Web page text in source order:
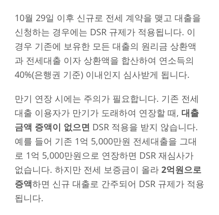
10월 29일 이후 신규로 전세 계약을 맺고 대출을
신청하는 경우에는 DSR 규제가 적용됩니다. 이
경우 기존에 보유한 모든 대출의 원리금 상환액
과 전세대출 이자 상환액을 합산하여 연소득의
40%(은행권 기준) 이내인지 심사받게 됩니다.
만기 연장 시에는 주의가 필요합니다. 기존 전세
대출 이용자가 만기가 도래하여 연장할 때, 대출
금액 증액이 없으면 DSR 적용을 받지 않습니다.
예를 들어 기존 1억 5,000만원 전세대출을 그대
로 1억 5,000만원으로 연장하면 DSR 재심사가
없습니다. 하지만 전세 보증금이 올라 2억원으로
증액하면 신규 대출로 간주되어 DSR 규제가 적용
됩니다.